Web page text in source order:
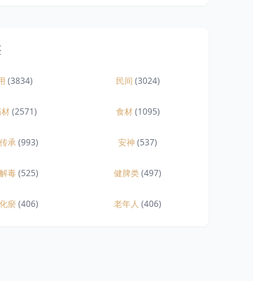
(3834) 民间 (3024)
(2571) 食材(1095)
承(993) 安神(537)
毒(525) 健脾类(497)
瘀(406) 老年人 (406)